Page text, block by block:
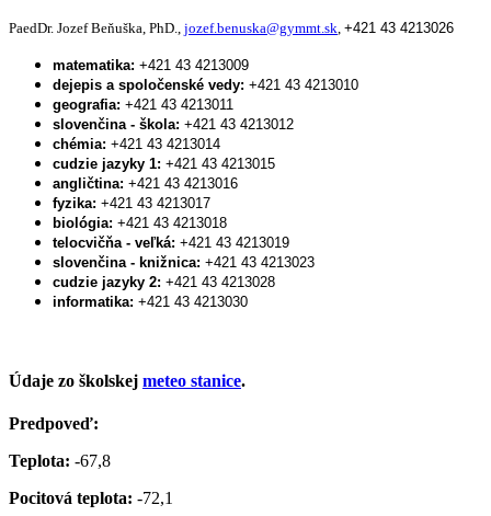
PaedDr. Jozef Beňuška, PhD., jozef.benuska@gymmt.sk +421 43 4213026
matematika: +421 43 4213009
dejepis a spoločenské vedy: +421 43 4213010
geografia: +421 43 4213011
slovenčina - škola: +421 43 4213012
chémia: +421 43 4213014
cudzie jazyky 1: +421 43 4213015
angličtina: +421 43 4213016
fyzika: +421 43 4213017
biológia: +421 43 4213018
telocvičňa - veľká: +421 43 4213019
slovenčina - knižnica: +421 43 4213023
cudzie jazyky 2: +421 43 4213028
informatika: +421 43 4213030
Údaje zo školskej meteo stanice.
Predpoveď:
Teplota: -67,8
Pocitová teplota: -72,1